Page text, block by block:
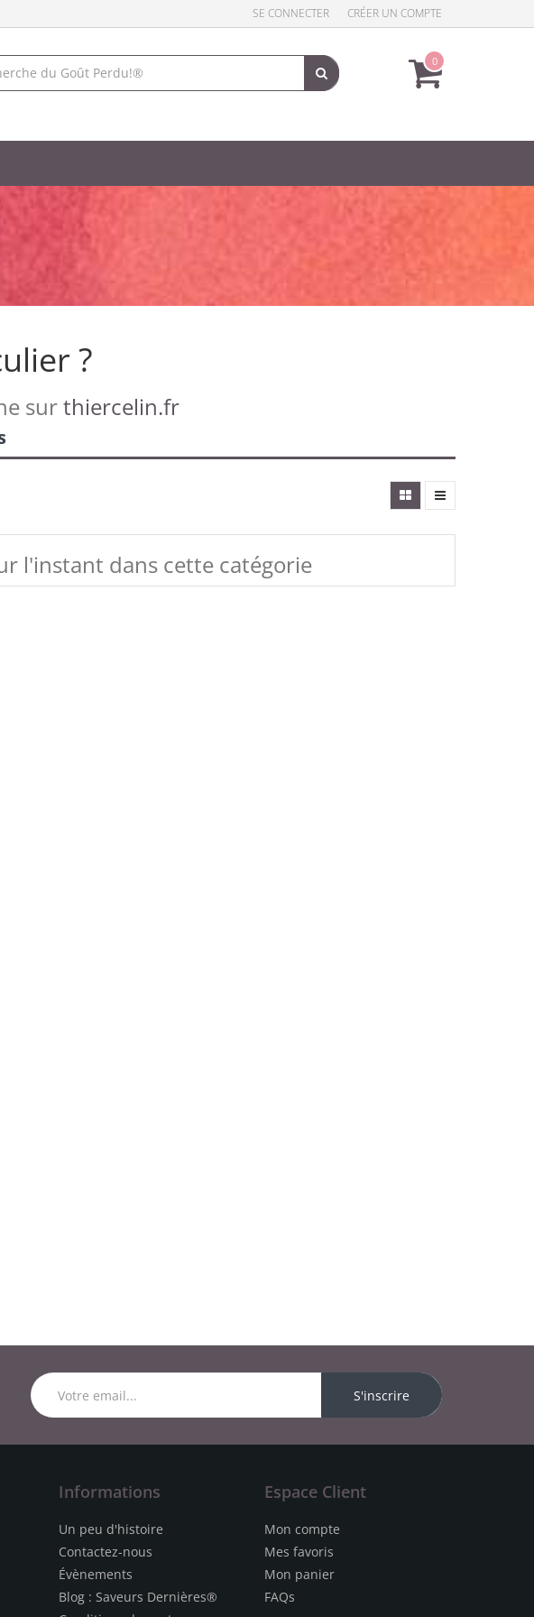
SE CONNECTER CRÉER UN COMPTE
0
?
surthiercelin.fr
l'instant dans cette catégorie
S'inscrire
Informations
Un peu d'histoire
Contactez-nous
Évènements
Blog : Saveurs Dernières®
Espace Client
Mon compte
Mes favoris
Mon panier
FAQs